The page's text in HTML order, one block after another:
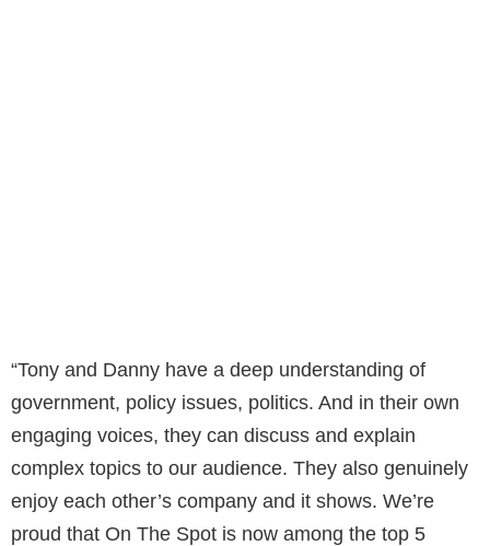
“Tony and Danny have a deep understanding of
government, policy issues, politics. And in their own
engaging voices, they can discuss and explain
complex topics to our audience. They also genuinely
enjoy each other’s company and it shows. We’re
proud that On The Spot is now among the top 5